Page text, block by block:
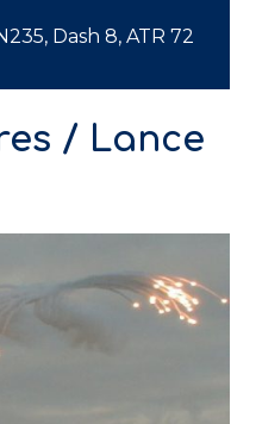
Dash 8, ATR 72
/ Lance